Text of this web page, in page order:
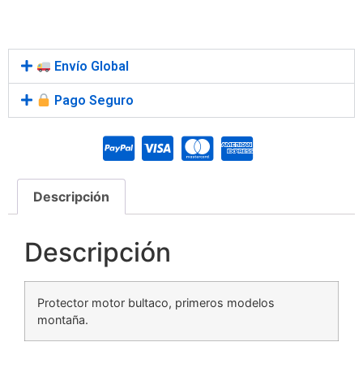
Envío Global
Pago Seguro
Descripción
Descripción
Protector motor bultaco, primeros modelos
montaña.